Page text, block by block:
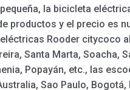
la bicicleta
productos y el precio es
Rooder citycoco
Santa Marta,
Popayán, etc., las
Sao Paulo,